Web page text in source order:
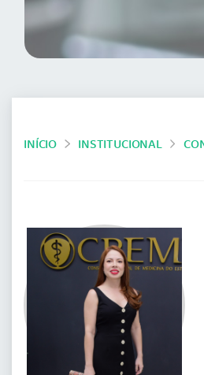
INÍCIO INSTITUCIONAL